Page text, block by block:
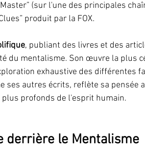
(sur l'une des principales
produit par la FOX.
, publiant des livres et des
du mentalisme. Son œuvre la plus
exhaustive des différentes
ses autres écrits, reflète sa pensée
profonds de l'esprit humain.
derrière le Mentalisme